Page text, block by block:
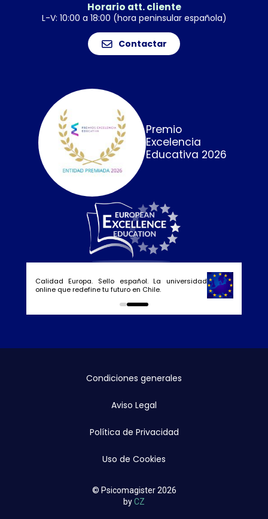
Horario att. cliente
L-V: 10:00 a 18:00 (hora peninsular española)
Contactar
Premio
Excelencia
Educativa 2026
Calidad Europa. Sello español. La universidad
online que redefine tu futuro en Chile.
0 1
Condiciones generales
Aviso Legal
Política de Privacidad
Uso de Cookies
© Psicomagister 2026
byCZ